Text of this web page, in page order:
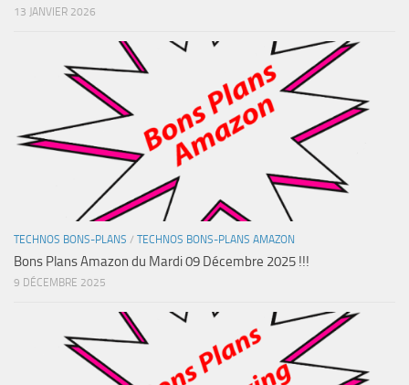
13 JANVIER 2026
TECHNOS BONS-PLANS / TECHNOS BONS-PLANS AMAZON
Bons Plans Amazon du Mardi 09 Décembre 2025 !!!
9 DÉCEMBRE 2025